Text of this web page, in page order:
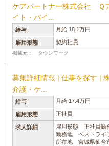
ケアパートナー株式会社 Ｑ
イト・バイ...
給与 月給 18.1万円
雇用形態 契約社員
掲載元： タウンワーク
募集詳細情報 | 仕事を探す |
介護・ケ...
給与 月給 17.4万円
雇用形態 正社員
求人詳細
雇用形態 正社員勤
勤務地 ベストライ
所在地 宮城県仙台